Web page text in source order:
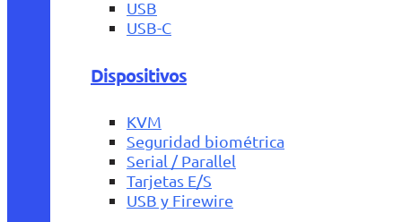
USB
USB-C
Dispositivos
KVM
Seguridad biométrica
Serial / Parallel
Tarjetas E/S
USB y Firewire